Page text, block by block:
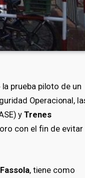
prueba piloto de un
Operacional,
yTrenes
con el fin de evitar
, tiene como